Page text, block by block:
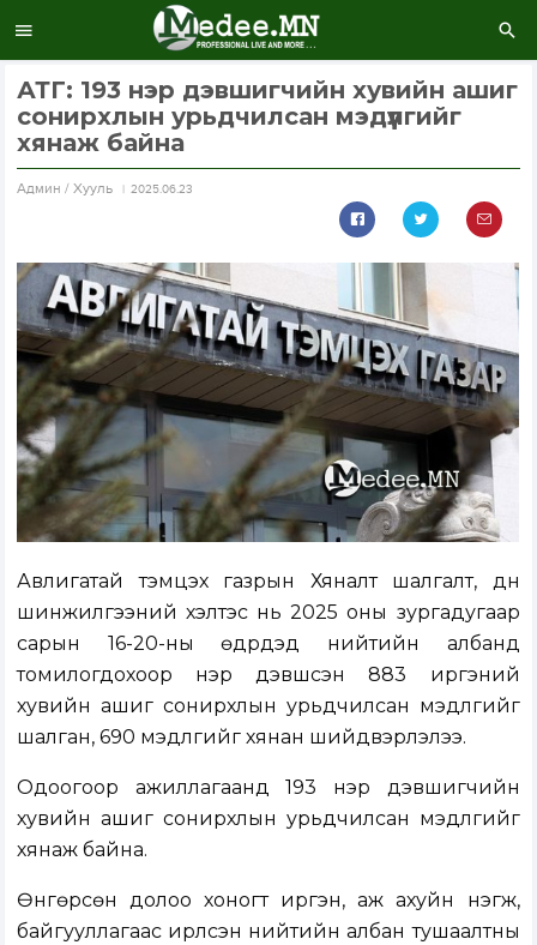
АТГ: 193 нэр дэвшигчийн хувийн ашиг
сонирхлын урьдчилсан мэдүүлгийг
хянаж байна
Aдмин / Хууль 2025.06.23
Авлигатай тэмцэх газрын Хяналт шалгалт, дүн
шинжилгээний хэлтэс нь 2025 оны зургадугаар
сарын 16-20-ны өдрүүдэд нийтийн албанд
томилогдохоор нэр дэвшсэн 883 иргэний
хувийн ашиг сонирхлын урьдчилсан мэдүүлгийг
шалган, 690 мэдүүлгийг хянан шийдвэрлэлээ.
Одоогоор ажиллагаанд 193 нэр дэвшигчийн
хувийн ашиг сонирхлын урьдчилсан мэдүүлгийг
хянаж байна.
Өнгөрсөн долоо хоногт иргэн, аж ахуйн нэгж,
байгууллагаас ирүүлсэн нийтийн албан тушаалтны